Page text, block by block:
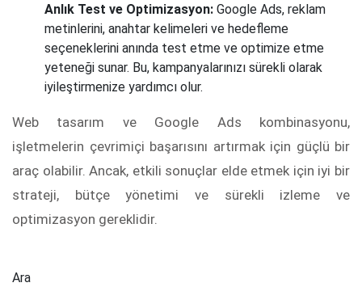
Anlık Test ve Optimizasyon: Google Ads, reklam
metinlerini, anahtar kelimeleri ve hedefleme
seçeneklerini anında test etme ve optimize etme
yeteneği sunar. Bu, kampanyalarınızı sürekli olarak
iyileştirmenize yardımcı olur.
Web tasarım ve Google Ads kombinasyonu,
işletmelerin çevrimiçi başarısını artırmak için güçlü bir
araç olabilir. Ancak, etkili sonuçlar elde etmek için iyi bir
strateji, bütçe yönetimi ve sürekli izleme ve
optimizasyon gereklidir.
Ara